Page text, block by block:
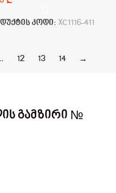
კოდი: XC1116-411
12 13 14 →
გამზირი №